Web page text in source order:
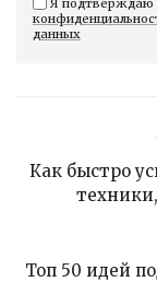
Я подтверждаю
данных
Как быстро
Топ 50 идей